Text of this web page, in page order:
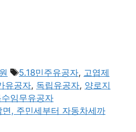
태
그
5.18민주유공자, 고엽제
유공자, 독립유공자, 양로지
수임무유공자
, 주민세부터 자동차세까